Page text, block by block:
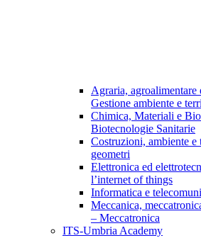
Agraria, agroalimentare
Gestione ambiente e
Chimica, Materiali e
Biotecnologie Sanitarie
Costruzioni, ambiente
geometri
Elettronica ed
l’internet of things
Informatica e
Meccanica,
– Meccatronica
ITS-Umbria Academy